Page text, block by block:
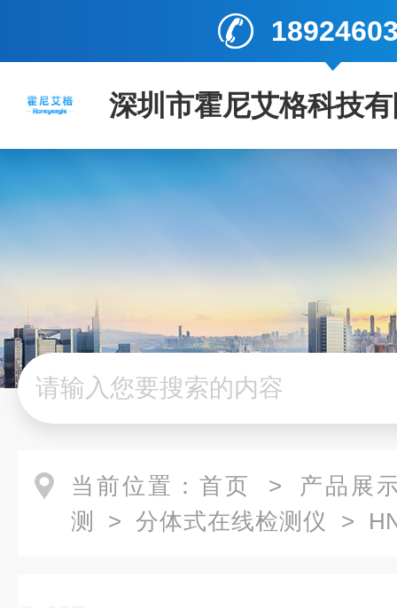
深圳市霍尼艾格科技
当前位置： 首页 > 产品展
测
> 分体式在线检测仪 >